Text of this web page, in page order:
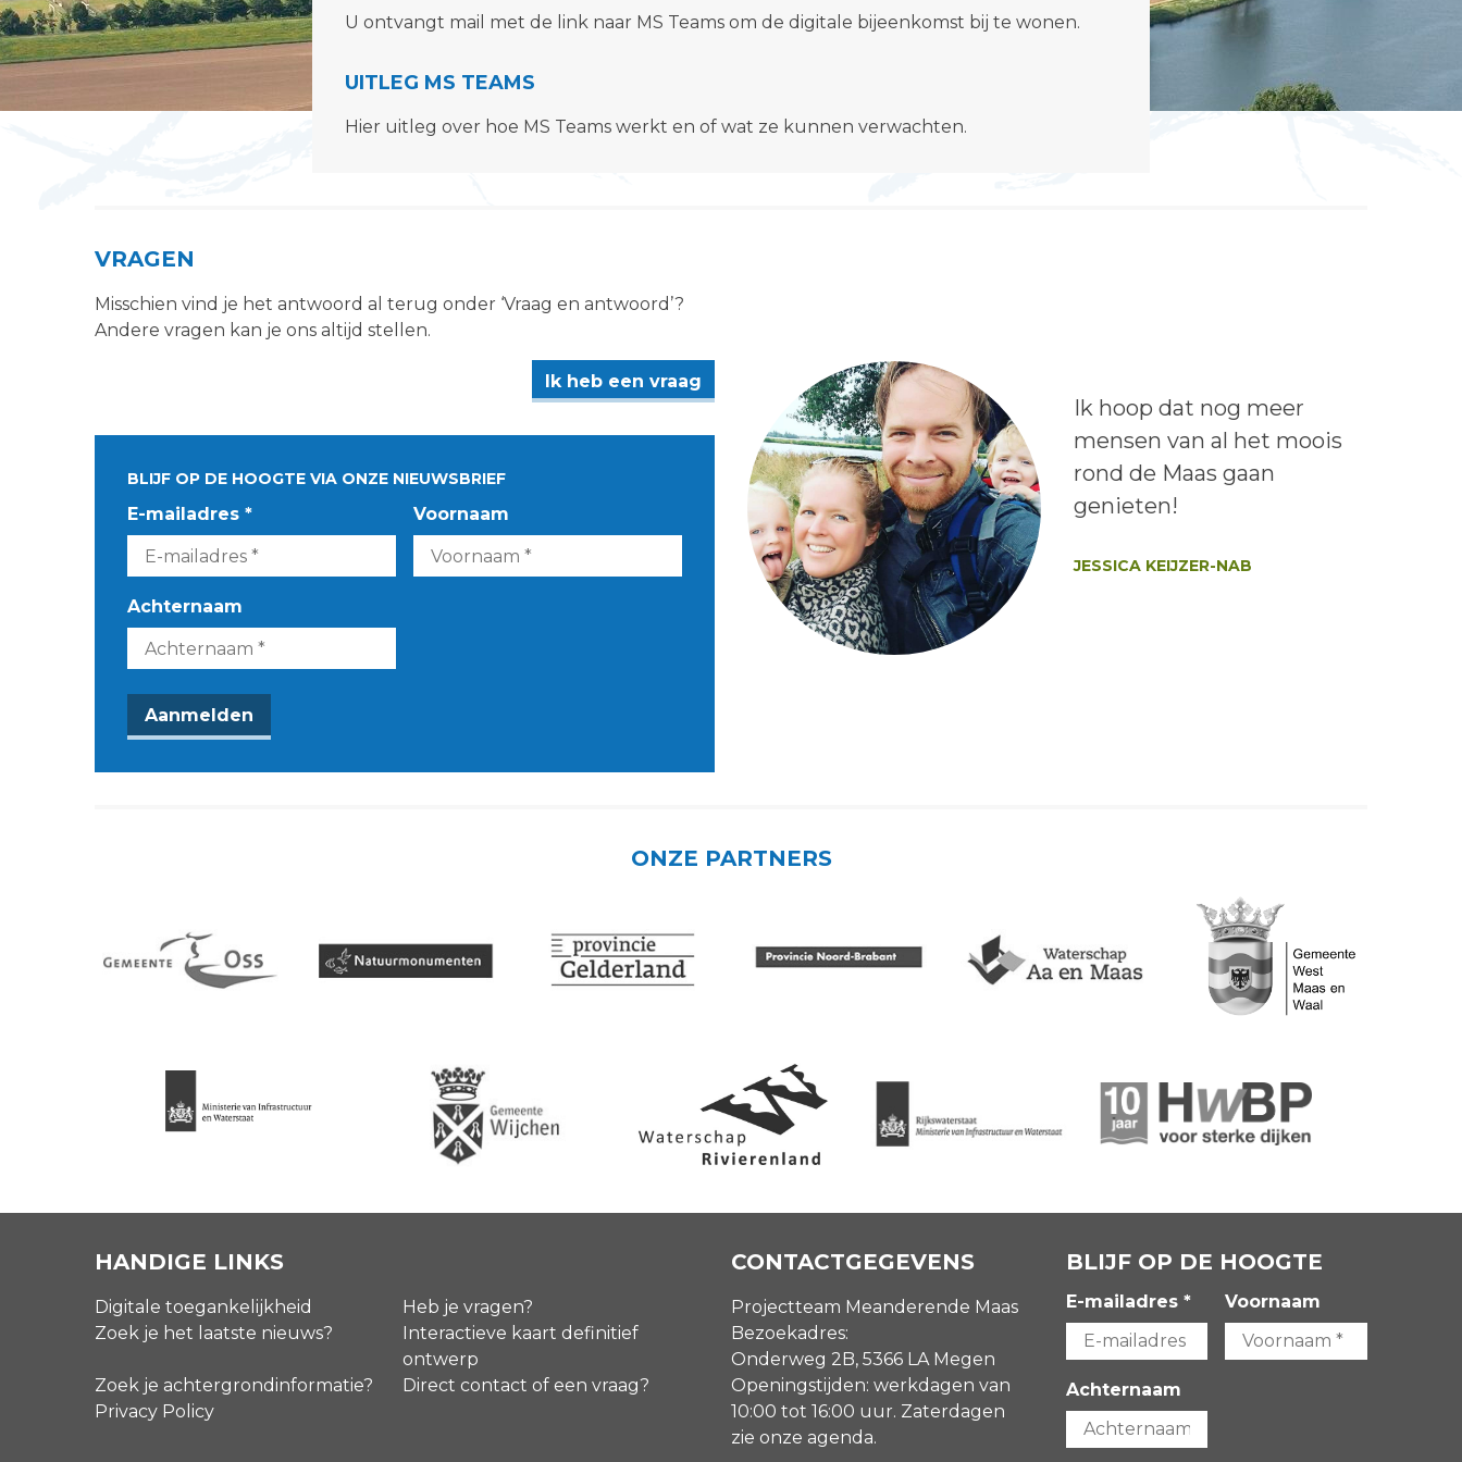
U ontvangt mail met de link naar MS Teams om de digitale bijeenkomst bij te wonen.
UITLEG MS TEAMS
Hier uitleg over hoe MS Teams werkt en of wat ze kunnen verwachten.
VRAGEN
Misschien vind je het antwoord al terug onder ‘Vraag en antwoord’?
Andere vragen kan je ons altijd stellen.
Ik heb een vraag
BLIJF OP DE HOOGTE VIA ONZE NIEUWSBRIEF
E-mailadres * Voornaam
Achternaam
Lees het bericht:
Ik hoop dat nog meer
mensen van al het moois
rond de Maas gaan
genieten!
JESSICA KEIJZER-NAB
ONZE PARTNERS
HANDIGE LINKS
Digitale toegankelijkheid
Heb je vragen?
Zoek je het laatste nieuws?
Interactieve kaart definitief
ontwerp
Zoek je achtergrondinformatie?
Direct contact of een vraag?
Privacy Policy
CONTACTGEGEVENS
Projectteam Meanderende Maas
Bezoekadres:
Onderweg 2B, 5366 LA Megen
Openingstijden: werkdagen van
10:00 tot 16:00 uur. Zaterdagen
zie onze agenda.
BLIJF OP DE HOOGTE
E-mailadres * Voornaam
Achternaam